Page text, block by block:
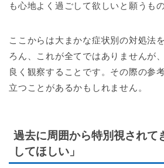
も心地よく過ごして欲しいと願うもの
ここからは大まかな症状別の対処法
ろん、これが全てではありませんが
良く観察することです。その際の参
立つことがあるかもしれません。
過去に周囲から特別視されて
してほしい」